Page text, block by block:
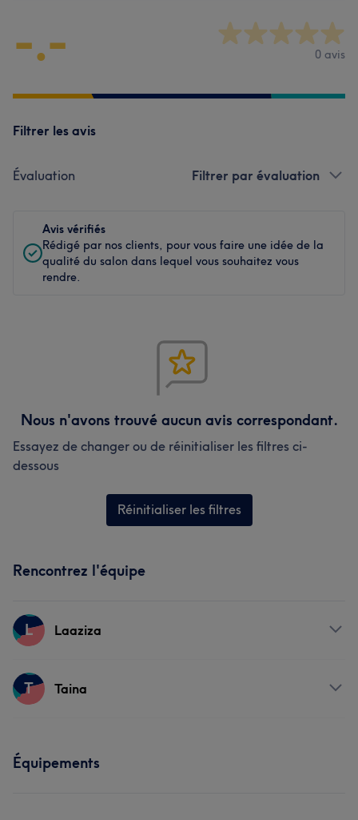
-.- 0 avis
Filtrer les avis
Évaluation Filtrer par évaluation
Avis vérifiés
Rédigé par nos clients, pour vous faire une idée de la
qualité du salon dans lequel vous souhaitez vous
rendre.
Nous n'avons trouvé aucun avis correspondant.
Essayez de changer ou de réinitialiser les filtres ci-
dessous
Réinitialiser les filtres
Rencontrez l'équipe
L Laaziza
Prestations
T Taina
Équipements